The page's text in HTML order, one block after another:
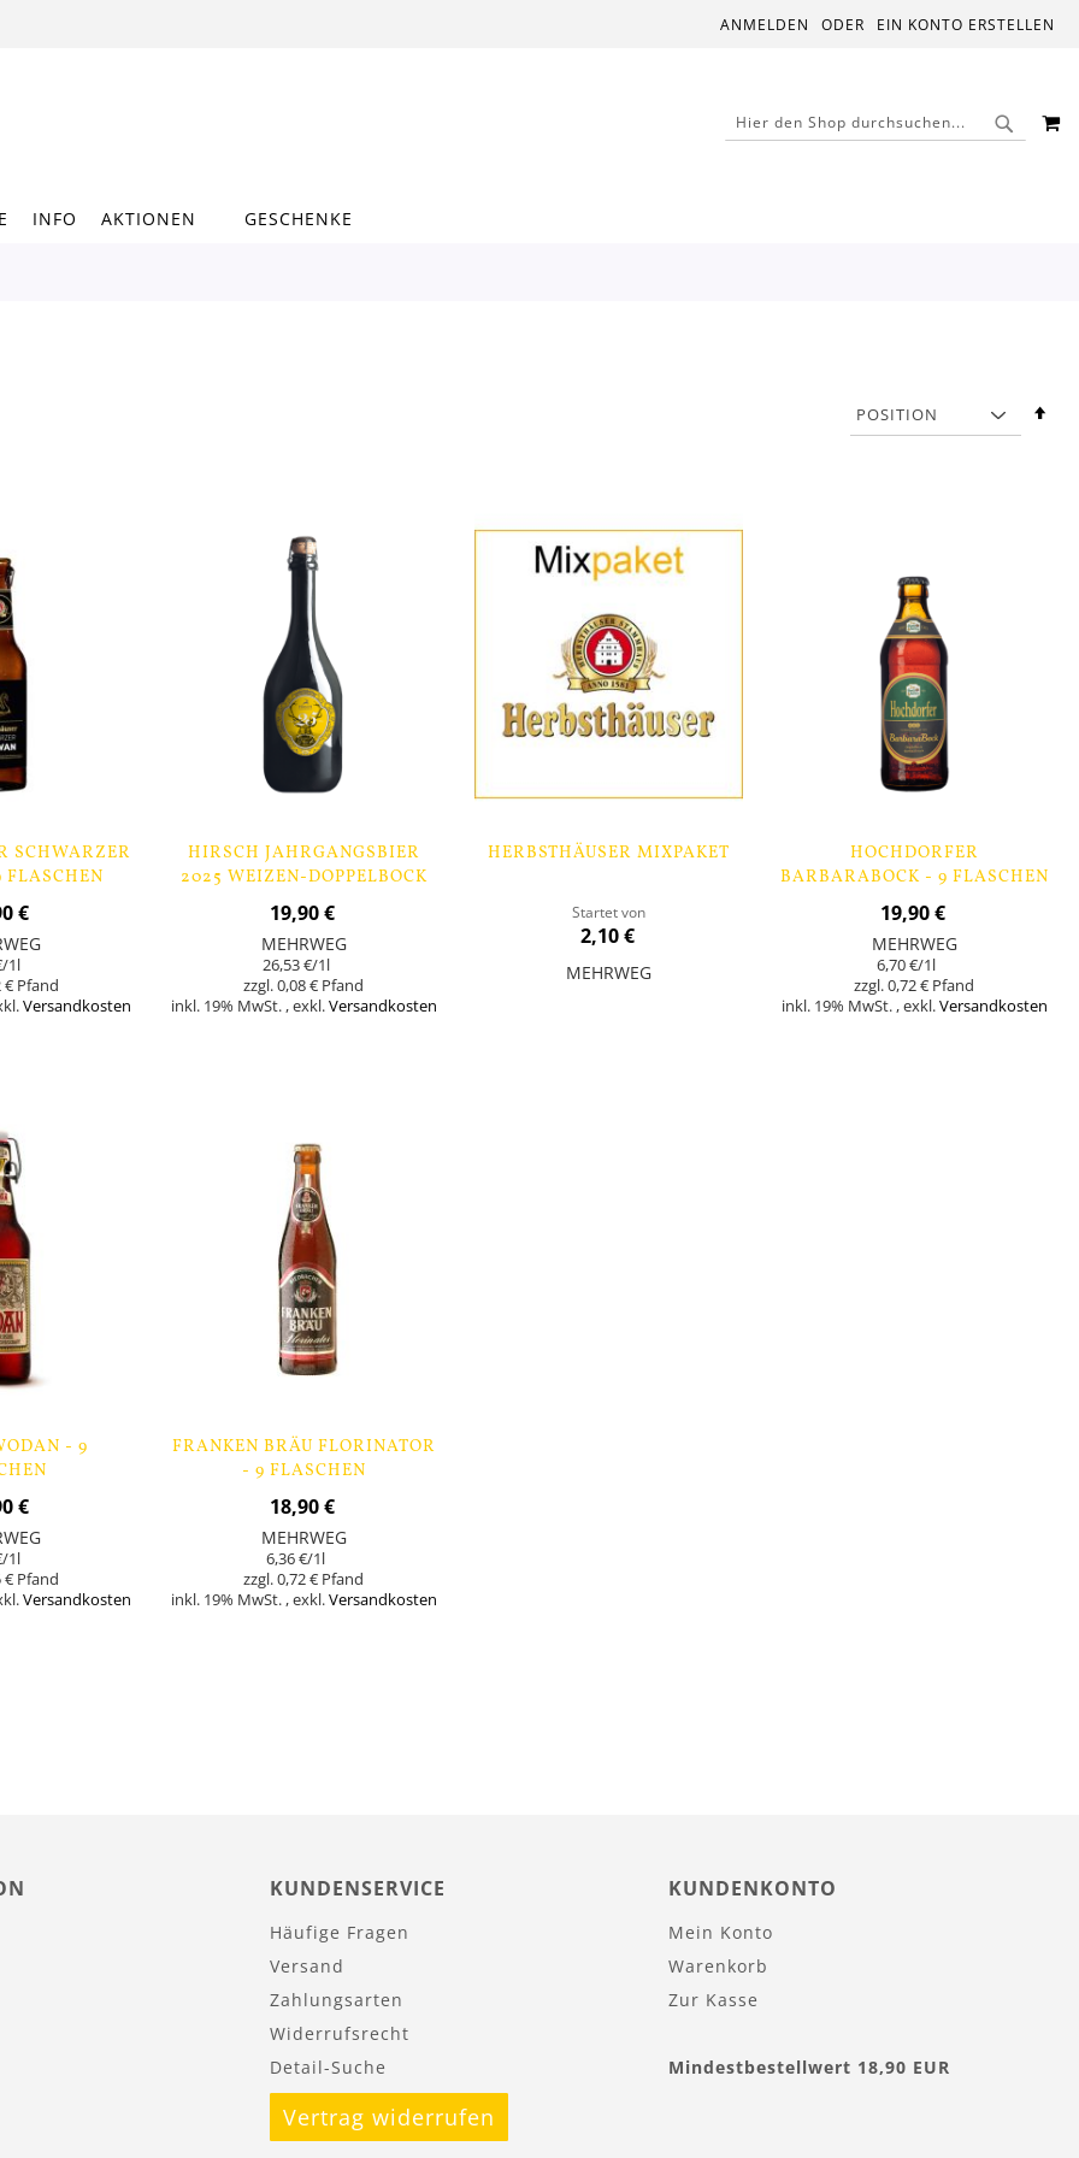
ANMELDEN EIN KONTO ERSTELLEN
SUCHE
INFO AKTIONEN GESCHENKE
SCHWARZER
€
/1l
€
Versandkosten
HIRSCH JAHRGANGSBIER
2025 WEIZEN-DOPPELBOCK
0,75 LTR
19,90 €
MEHRWEG
26,53 €/1l
0,08 €
inkl. 19% MwSt.,exkl.Versandkosten
HERBSTHÄUSER MIXPAKET
Startet von
2,10 €
MEHRWEG
HOCHDORFER
BARBARABOCK - 9 FLASCHEN
19,90 €
MEHRWEG
6,70 €/1l
0,72 €
inkl. 19% MwSt.,exkl.Versandkosten
- 9
€
/1l
€
Versandkosten
FRANKEN BRÄU FLORINATOR
- 9 FLASCHEN
18,90 €
MEHRWEG
6,36 €/1l
0,72 €
inkl. 19% MwSt. ,exkl.Versandkosten
KUNDENSERVICE
Häufige Fragen
Versand
Zahlungsarten
Widerrufsrecht
Detail-Suche
Vertrag widerrufen
KUNDENKONTO
Mein Konto
Warenkorb
Zur Kasse
Mindestbestellwert 18,90 EUR